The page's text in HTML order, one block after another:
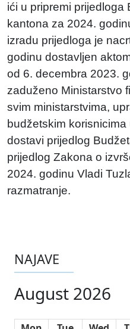
ići u pripremi prijedloga
kantona za 2024.
izradu prijedloga je
godinu dostavljen
od 6. decembra 2023.
zaduženo Ministarstvo
svim ministarstvima,
budžetskim
dostavi prijedlog
prijedlog Zakona o
2024. godinu Vladi
razmatranje.
NAJAVE
August 2026